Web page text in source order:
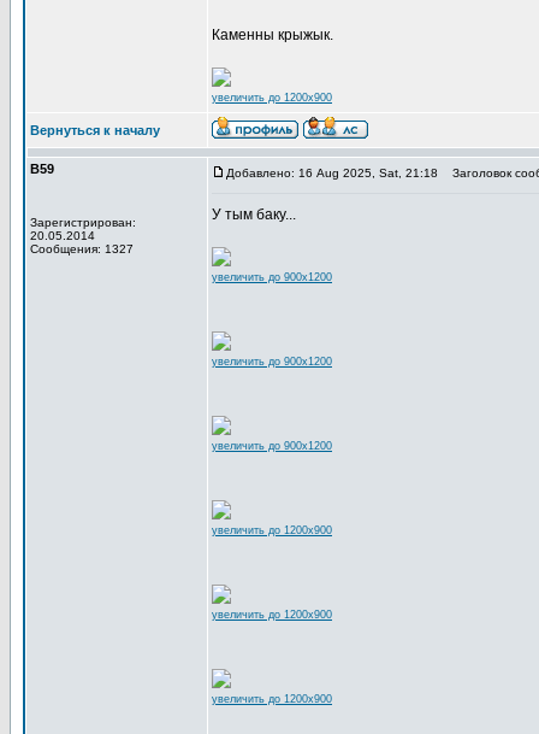
Каменны крыжык.
увеличить до 1200x900
Вернуться к началу
В59
Зарегистрирован:
20.05.2014
Сообщения: 1327
Добавлено: 16 Aug 2025, Sat, 21:18 Заголовок
У тым баку...
увеличить до 900x1200
увеличить до 900x1200
увеличить до 900x1200
увеличить до 1200x900
увеличить до 1200x900
увеличить до 1200x900